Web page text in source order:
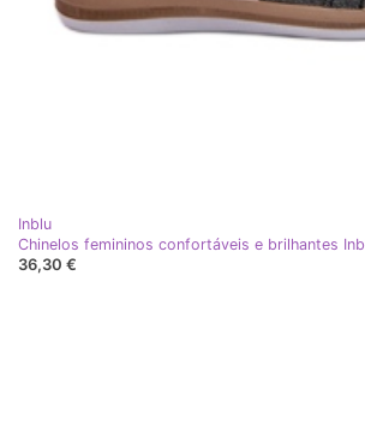
Inblu
Chinelos femininos confortáveis ​​e brilhantes
36,30 €